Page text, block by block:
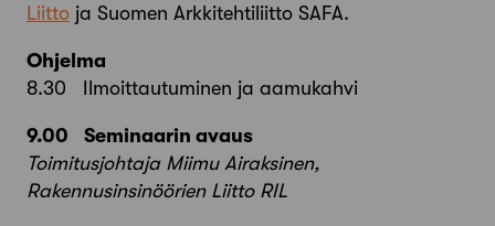
Liitto ja Suomen Arkkitehtiliitto SAFA.
Ohjelma
8.30 Ilmoittautuminen ja aamukahvi
9.00 Seminaarin avaus
Toimitusjohtaja Miimu Airaksinen,
Rakennusinsinöörien Liitto RIL